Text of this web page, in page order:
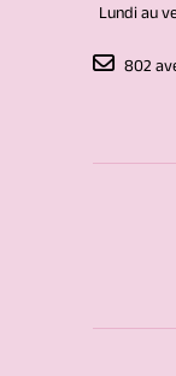
Lundi au
802